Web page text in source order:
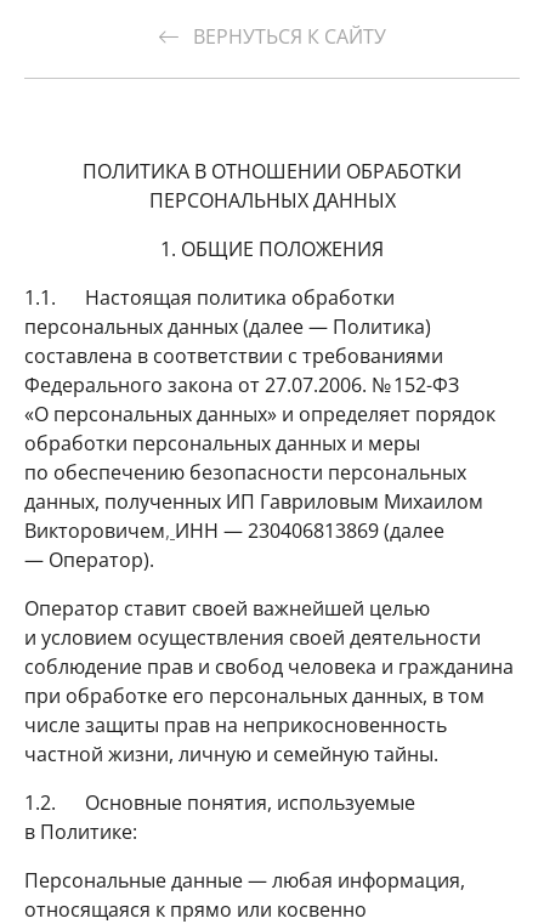
ВЕРНУТЬСЯ К САЙТУ
ПОЛИТИКА В ОТНОШЕНИИ ОБРАБОТКИ
ПЕРСОНАЛЬНЫХ ДАННЫХ
1. ОБЩИЕ ПОЛОЖЕНИЯ
1.1. Настоящая политика обработки
персональных данных (далее — Политика)
составлена в соответствии с требованиями
Федерального закона от 27.07.2006. № 152-ФЗ
«О персональных данных» и определяет порядок
обработки персональных данных и меры
по обеспечению безопасности персональных
данных, полученных ИП Гавриловым Михаилом
Викторовичем, ИНН — 230406813869 (далее
— Оператор).
Оператор ставит своей важнейшей целью
и условием осуществления своей деятельности
соблюдение прав и свобод человека и гражданина
при обработке его персональных данных, в том
числе защиты прав на неприкосновенность
частной жизни, личную и семейную тайны.
1.2. Основные понятия, используемые
в Политике:
Персональные данные — любая информация,
относящаяся к прямо или косвенно